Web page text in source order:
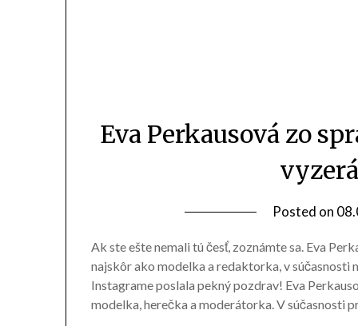
Eva Perkausová zo
Posted on
Ak ste ešte nemali tú česť, zoznámte sa. Eva
najskôr ako modelka a redaktorka, v súčasnosti
Instagrame poslala pekný pozdrav! Eva
modelka, herečka a moderátorka. V súčasnosti